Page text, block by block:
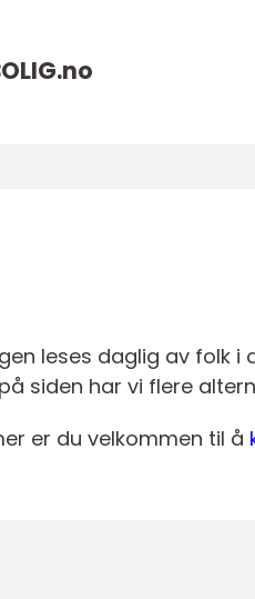
no
leses daglig av folk i
siden har vi flere
er du velkommen til å